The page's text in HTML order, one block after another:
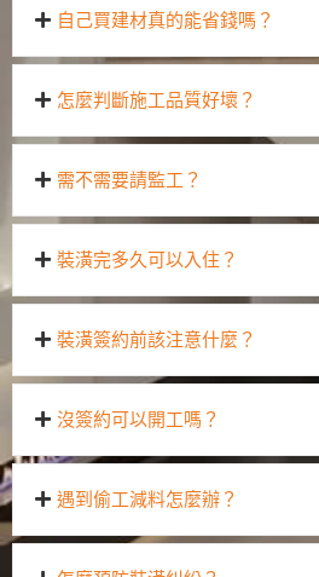
自己買建材真的能省錢嗎？
怎麼判斷施工品質好壞？
需不需要請監工？
裝潢完多久可以入住？
裝潢簽約前該注意什麼？
沒簽約可以開工嗎？
遇到偷工減料怎麼辦？